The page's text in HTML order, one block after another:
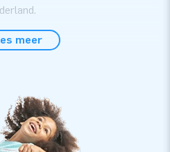
voor Kerstmis bij
echt iets voor jou. Koop een
dan weet je zeker dat het
winkel of marktkraam. Voor een
meer